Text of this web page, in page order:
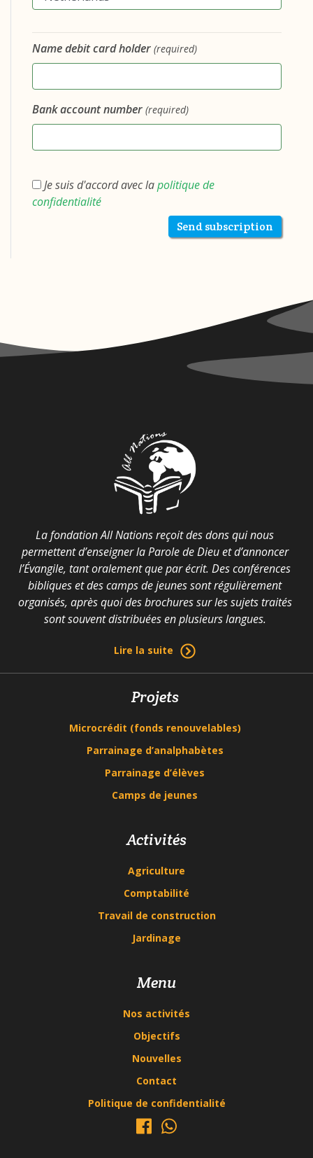
Name debit card holder (required)
Bank account number (required)
Je suis d'accord avec lapolitique de
confidentialité
Send subscription
La fondation All Nations reçoit des dons qui nous
permettent d’enseigner la Parole de Dieu et d’annoncer
l’Évangile, tant oralement que par écrit. Des conférences
bibliques et des camps de jeunes sont régulièrement
organisés, après quoi des brochures sur les sujets traités
sont souvent distribuées en plusieurs langues.
Lire la suite
Projets
Microcrédit (fonds renouvelables)
Parrainage d’analphabètes
Parrainage d’élèves
Camps de jeunes
Activités
Agriculture
Comptabilité
Travail de construction
Jardinage
Menu
Nos activités
Objectifs
Nouvelles
Contact
Politique de confidentialité